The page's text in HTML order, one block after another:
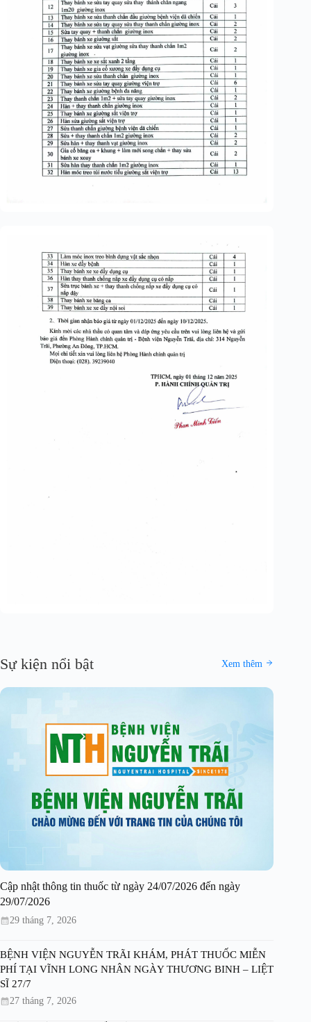
Sự kiện nổi bật Xem thêm
Cập nhật thông tin thuốc từ ngày 24/07/2026 đến ngày
29/07/2026
29 tháng 7, 2026
BỆNH VIỆN NGUYỄN TRÃI KHÁM, PHÁT THUỐC MIỄN
PHÍ TẠI VĨNH LONG NHÂN NGÀY THƯƠNG BINH – LIỆT
SĨ 27/7
27 tháng 7, 2026